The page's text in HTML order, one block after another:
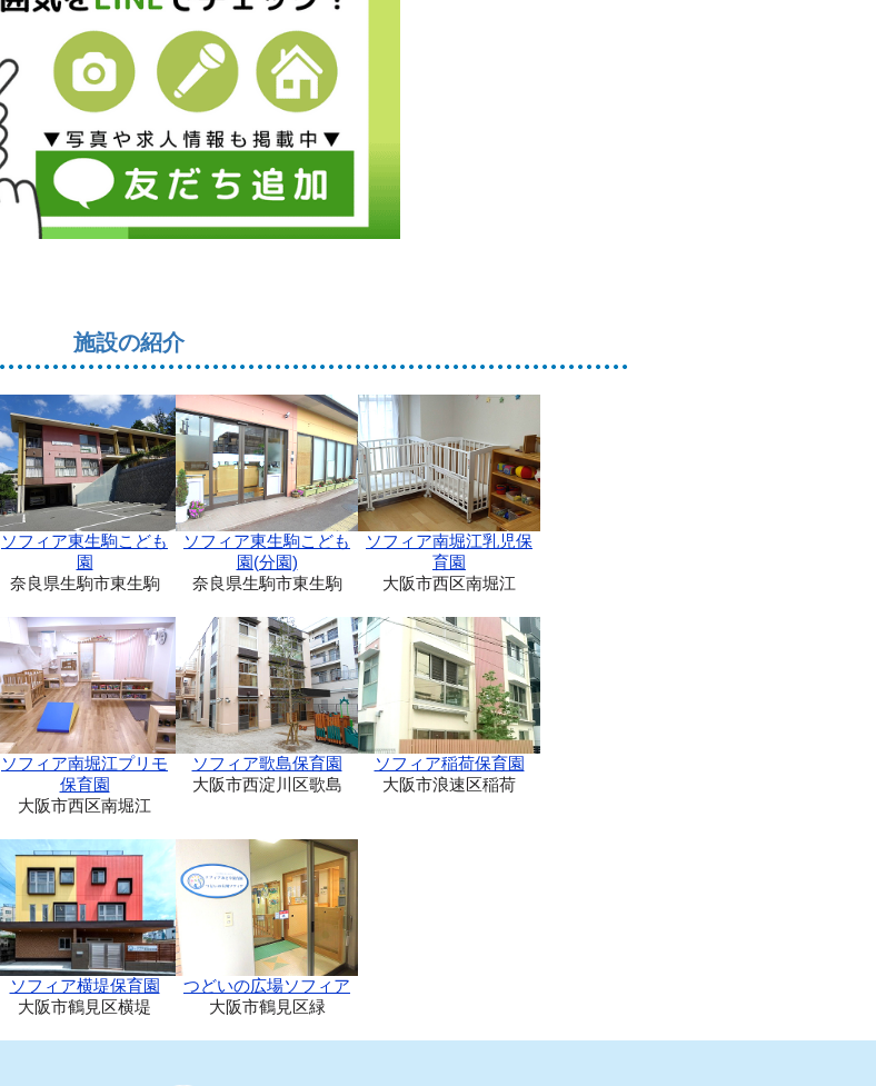
施設の紹介
ソフィア東生駒こども
園
奈良県生駒市東生駒
ソフィア東生駒こども
園(分園)
奈良県生駒市東生駒
ソフィア南堀江乳児保
育園
大阪市西区南堀江
ソフィア南堀江プリモ
保育園
大阪市西区南堀江
ソフィア歌島保育園
大阪市西淀川区歌島
ソフィア稲荷保育園
大阪市浪速区稲荷
ソフィア横堤保育園
大阪市鶴見区横堤
つどいの広場ソフィア
大阪市鶴見区緑